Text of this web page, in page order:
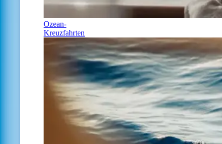
Ozean-
Kreuzfahrten